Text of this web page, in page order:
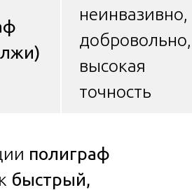
неинвазивно,
добровольно,
высокая
точность
полиграф
быстрый,